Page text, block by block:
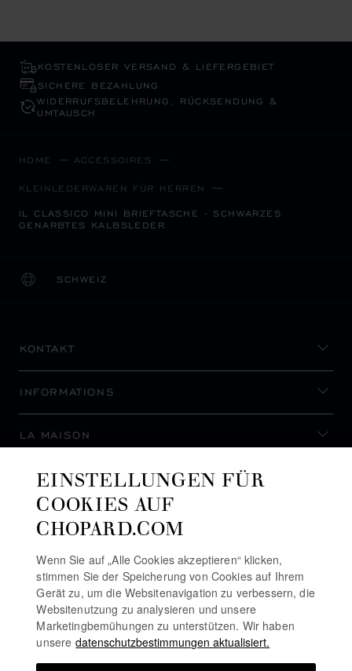
KOSTENLOSER VERSAND & LIEFERGEBIET
SICHERE BEZAHLUNG
WIDERRUFS­BELEHRUNG, RÜCKSENDUNG &
UMTAUSCH
HOME ACCESSOIRES
KLEINLEDERWAREN FÜR HERREN
IL CLASSICO MINI BRIEFTASCHE - SCHWARZES
GENARBTES KALBSLEDER
SCHWEIZ
LOKALISIERUNG (LAND ÄNDERN)
LAND ÄNDERN
KONTAKT
INFORMATIONS
LA MAISON
AUF DEM LAUFENDEN BLEIBEN
NEWSLETTER ABONNIEREN
EINSTELLUNGEN FÜR
COOKIES AUF
CHOPARD.COM
Wenn Sie auf „Alle Cookies akzeptieren“ klicken,
stimmen Sie der Speicherung von Cookies auf Ihrem
Gerät zu, um die Websitenavigation zu verbessern, die
Websitenutzung zu analysieren und unsere
Marketingbemühungen zu unterstützen. Wir haben
unsere datenschutzbestimmungen aktualisiert.